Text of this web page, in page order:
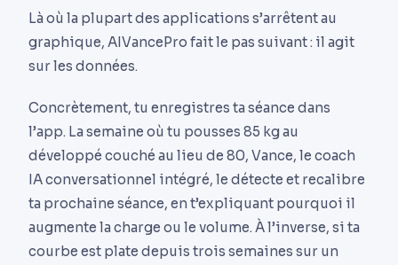
Là où la plupart des applications s’arrêtent au
graphique, AIVancePro fait le pas suivant : il agit
sur les données.
Concrètement, tu enregistres ta séance dans
l’app. La semaine où tu pousses 85 kg au
développé couché au lieu de 80, Vance, le coach
IA conversationnel intégré, le détecte et recalibre
ta prochaine séance, en t’expliquant pourquoi il
augmente la charge ou le volume. À l’inverse, si ta
courbe est plate depuis trois semaines sur un